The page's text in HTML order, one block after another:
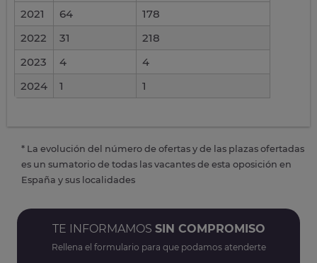
2021
64
178
2022
31
218
2023
4
4
2024
1 1
* La evolución del número de ofertas y de las plazas ofertadas
es un sumatorio de todas las vacantes de esta oposición en
España y sus localidades
TE INFORMAMOS SIN COMPROMISO
Rellena el formulario para que podamos atenderte